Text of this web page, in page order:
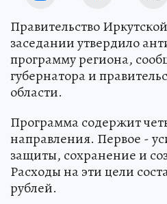
Правительство
заседании утвердило
программу региона,
губернатора и
области.
Программа содержит
направления. Первое -
защиты, сохранение и
Расходы на эти цели
рублей.